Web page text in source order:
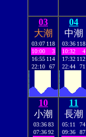
03
大潮
03:07 118
10:00
3
16:55 114
22:10
67
04
中潮
03:36 118
10:32
4
17:32 112
22:44
71
10
小潮
03:36 83
07:36 92
11
長潮
05:11
74
09:36
87